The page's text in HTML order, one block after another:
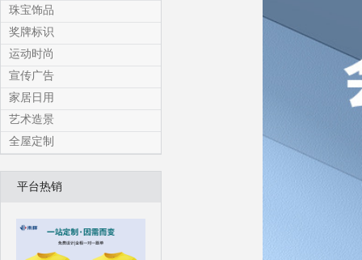
珠宝饰品
奖牌标识
运动时尚
宣传广告
家居日用
艺术造景
全屋定制
平台热销